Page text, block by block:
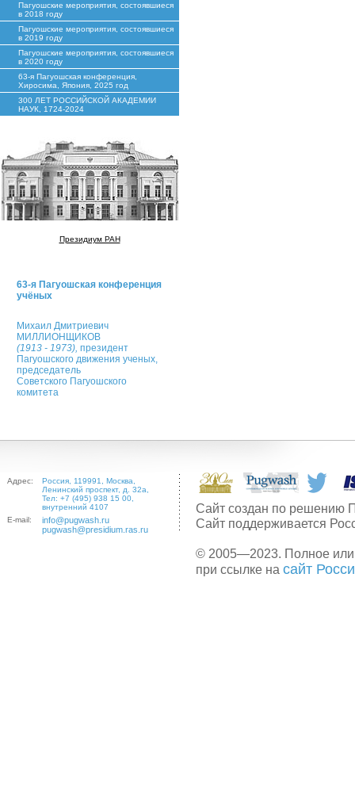
Пагуошские мероприятия, состоявшиеся
в 2018 году
Пагуошские мероприятия, состоявшиеся
в 2019 году
Пагуошские мероприятия, состоявшиеся
в 2020 году
63-я Пагуошская конференция,
Хиросима, Япония, 2025 год
300 ЛЕТ РОССИЙСКОЙ АКАДЕМИИ
НАУК, 1724-2024
Президиум РАН
63-я Пагуошская конференция
учёных
Михаил Дмитриевич
МИЛЛИОНЩИКОВ
(1913 - 1973), президент
Пагуошского движения ученых,
председатель
Советского Пагуошского
комитета
Адрес:
Россия, 119991, Москва,
Ленинский проспект, д. 32а,
Тел: +7 (495) 938 15 00,
внутренний 4107
E-mail:
info@pugwash.ru
pugwash@presidium.ras.ru
Сайт создан по решению
Сайт поддерживается
© 2005—2023. Полное или
при ссылке на сайт